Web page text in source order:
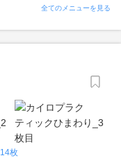
全てのメニューを見る
14枚